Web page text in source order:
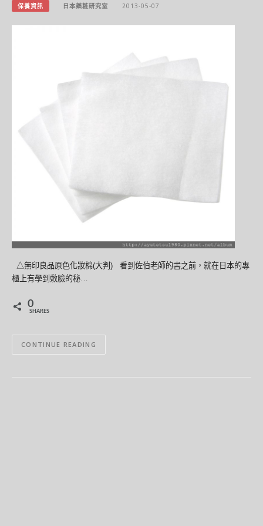
保養資訊 日本藥粧研究室 2013-05-07
△無印良品原色化妝棉(大判) 看到佐伯老師的書之前，就在日本的專
櫃上有學到敷臉的秘…
0
SHARES
CONTINUE READING